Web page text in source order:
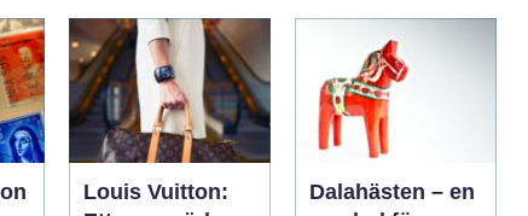
Louis Vuitton:
Dalahästen – en